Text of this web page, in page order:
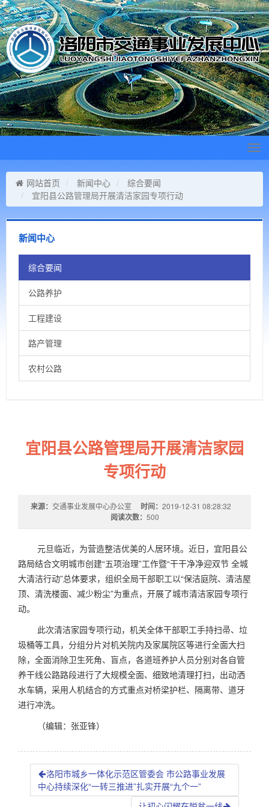
网站首页
新闻中心
综合要闻
宜阳县公路管理局开展清洁家园专项行动
新闻中心
综合要闻
公路养护
工程建设
路产管理
农村公路
宜阳县公路管理局开展清洁家园
专项行动
来源： 交通事业发展中心办公室 时间： 2019-12-31 08:28:32
阅读次数： 500
元旦临近，为营造整洁优美的人居环境。近日，宜阳县公
路局结合文明城市创建“五项治理”工作暨“干干净净迎双节 全城
大清洁行动”总体要求，组织全局干部职工以“保洁庭院、清洁屋
顶、清洗楼面、减少粉尘”为重点，开展了城市清洁家园专项行
动。
此次清洁家园专项行动，机关全体干部职工手持扫帚、垃
圾桶等工具，分组分片对机关院内及家属院区等进行全面大扫
除，全面消除卫生死角、盲点，各道班养护人员分别对各自管
养干线公路路段进行了大规模全面、细致地清理打扫，出动洒
水车辆，采用人机结合的方式重点对桥梁护栏、隔离带、道牙
进行冲洗。
（编辑：张亚锋）
洛阳市城乡一体化示范区管委会 市公路事业发展
中心持续深化“一转三推进”扎实开展“九个一”